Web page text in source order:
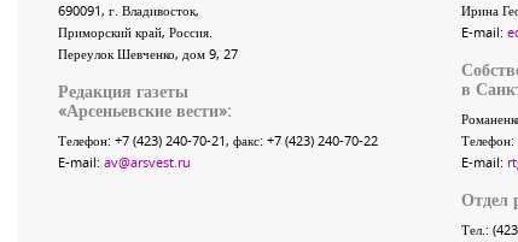
690091, г. Владивосток,
Приморский край, Россия.
Переулок Шевченко, дом 9, 27
Редакция газеты
«Арсеньевские вести»:
Телефон: +7 (423) 240-70-21, факс: +7 (423) 240-70-22
E-mail: av@arsvest.ru
Ирина
E-mail:
в
E-mail:
Отдел
Тел.: